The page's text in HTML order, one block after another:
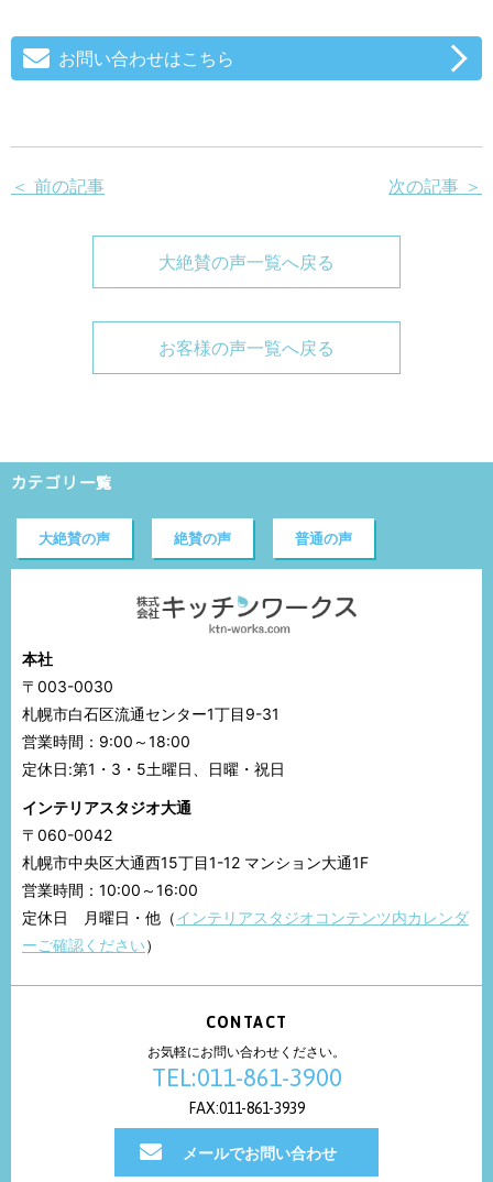
お問い合わせはこちら
＜ 前の記事 次の記事 ＞
大絶賛の声一覧へ戻る
お客様の声一覧へ戻る
カテゴリ一覧
大絶賛の声 絶賛の声 普通の声
本社
〒003-0030
札幌市白石区流通センター1丁目9-31
営業時間：9:00～18:00
定休日:第1・3・5土曜日、日曜・祝日
インテリアスタジオ大通
〒060-0042
札幌市中央区大通西15丁目1-12 マンション大通1F
営業時間：10:00～16:00
定休日 月曜日・他（インテリアスタジオコンテンツ内カレンダ
ーご確認ください）
CONTACT
お気軽にお問い合わせください。
TEL:011-861-3900
FAX:011-861-3939
メールでお問い合わせ